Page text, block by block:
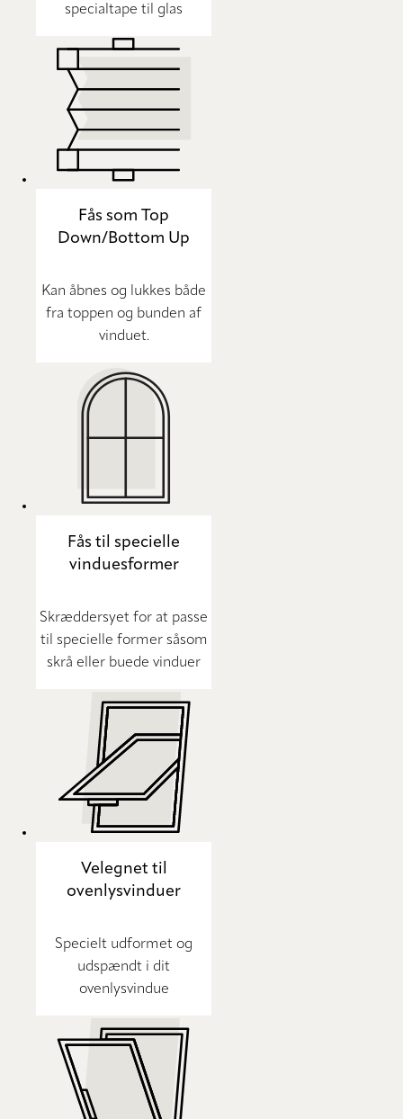
specialtape til glas
Fås som Top
Down/Bottom Up
Kan åbnes og lukkes både
fra toppen og bunden af
vinduet.
Fås til specielle
vinduesformer
Skræddersyet for at passe
til specielle former såsom
skrå eller buede vinduer
Velegnet til
ovenlysvinduer
Specielt udformet og
udspændt i dit
ovenlysvindue